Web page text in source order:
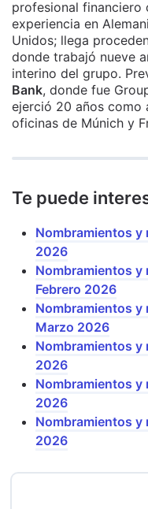
profesional financiero
experiencia en
Unidos; llega
donde trabajó nueve
interino del grupo.
Bank, donde fue
ejerció 20 años como
oficinas de Múnich y
Te puede
Nombramientos y
2026
Nombramientos
Febrero 2026
Nombramientos
Marzo 2026
Nombramientos
2026
Nombramientos
2026
Nombramientos
2026